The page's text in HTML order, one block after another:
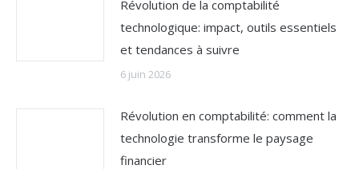
Révolution de la comptabilité
technologique: impact, outils essentiels
et tendances à suivre
6 juin 2026
Révolution en comptabilité: comment la
technologie transforme le paysage
financier